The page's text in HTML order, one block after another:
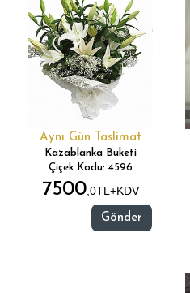
Aynı Gün Taslimat
Kazablanka Buketi
Çiçek Kodu: 4596
7500,0TL+KDV
Gönder